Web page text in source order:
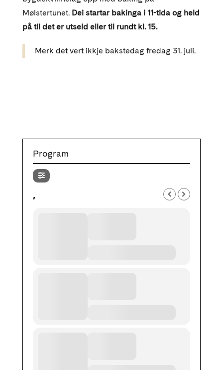
Mølstertunet. Dei startar bakinga i 11-tida og held
på til det er utseld eller til rundt kl. 15.
Merk det vert ikkje bakstedag fredag 31. juli.
Program
,